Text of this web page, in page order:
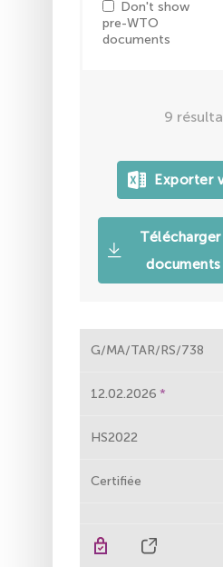
Don't show
pre-WTO
documents
9
G/MA/TAR/RS/738
12.02.2026
HS2022
Certifiée